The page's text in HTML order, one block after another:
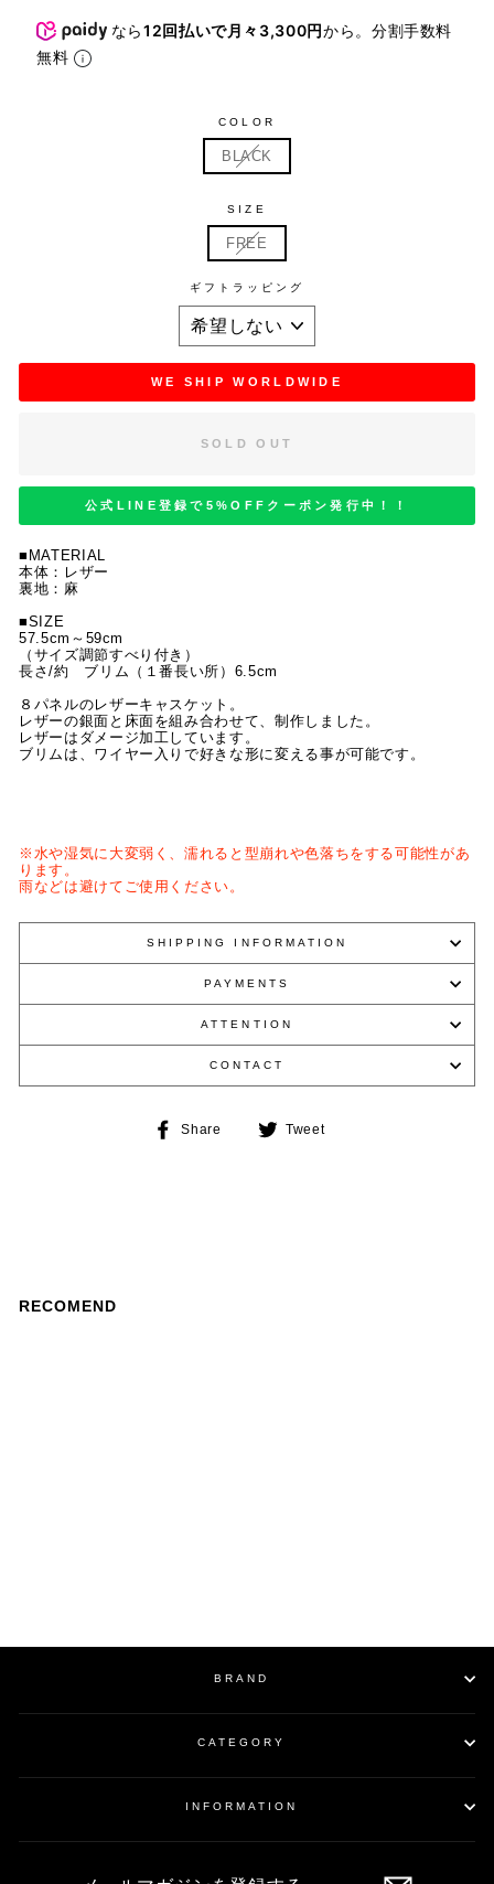
なら12回払いで月々3,300円から。分割手数料
無料
COLOR
BLACK
SIZE
FREE
ギフトラッピング
WE SHIP WORLDWIDE
SOLD OUT
公式LINE登録で5%OFFクーポン発行中！！
■MATERIAL
本体：レザー
裏地：麻
■SIZE
57.5cm～59cm
（サイズ調節すべり付き）
長さ/約 ブリム（１番長い所）6.5cm
８パネルのレザーキャスケット。
レザーの銀面と床面を組み合わせて、制作しました。
レザーはダメージ加工しています。
ブリムは、ワイヤー入りで好きな形に変える事が可能です。
※水や湿気に大変弱く、濡れると型崩れや色落ちをする可能性があ
ります。
雨などは避けてご使用ください。
SHIPPING INFORMATION
PAYMENTS
ATTENTION
CONTACT
Share
Share Tweet
RECOMEND
BRAND
CATEGORY
INFORMATION